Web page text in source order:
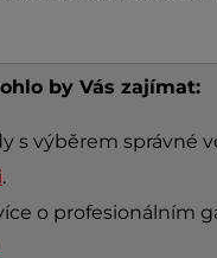
by Vás zajímat:
s výběrem správné
.
o profesionálním